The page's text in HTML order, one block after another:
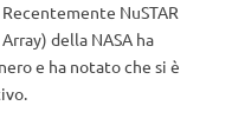
NuSTAR
della NASA ha
e ha notato che si è